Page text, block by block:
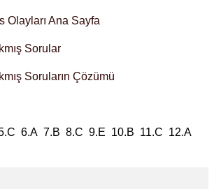
Olayları Ana Sayfa
Sorular
Soruların Çözümü
6.A 7.B 8.C 9.E 10.B 11.C 12.A